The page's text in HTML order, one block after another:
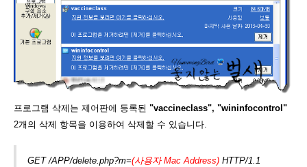
프로그램 삭제는 제어판에 등록된 "vaccineclass", "wininfocontrol"
2개의 삭제 항목을 이용하여 삭제할 수 있습니다.
GET /APP/delete.php?m=(사용자 Mac Address) HTTP/1.1